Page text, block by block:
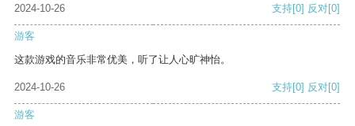
2024-10-26 支持[0] 反对[0]
游客
这款游戏的音乐非常优美，听了让人心旷神怡。
2024-10-26 支持[0] 反对[0]
游客